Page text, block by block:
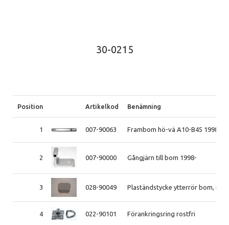
30-0215
Position Artikelkod Benämning
1 007-90063 Frambom hö-vä A10-B45 1998-
2 007-90000 Gångjärn till bom 1998-
3 028-90049 Plaständstycke ytterrör bom,
4 022-90101 Förankringsring rostfri